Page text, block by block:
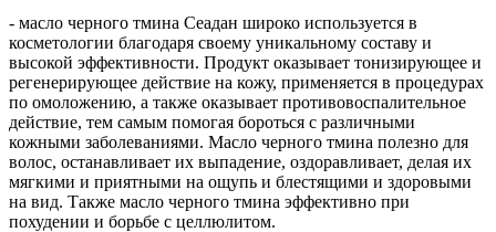
- масло черного тмина Сеадан широко используется в
косметологии благодаря своему уникальному составу и
высокой эффективности. Продукт оказывает тонизирующее и
регенерирующее действие на кожу, применяется в процедурах
по омоложению, а также оказывает противовоспалительное
действие, тем самым помогая бороться с различными
кожными заболеваниями. Масло черного тмина полезно для
волос, останавливает их выпадение, оздоравливает, делая их
мягкими и приятными на ощупь и блестящими и здоровыми
на вид. Также масло черного тмина эффективно при
похудении и борьбе с целлюлитом.